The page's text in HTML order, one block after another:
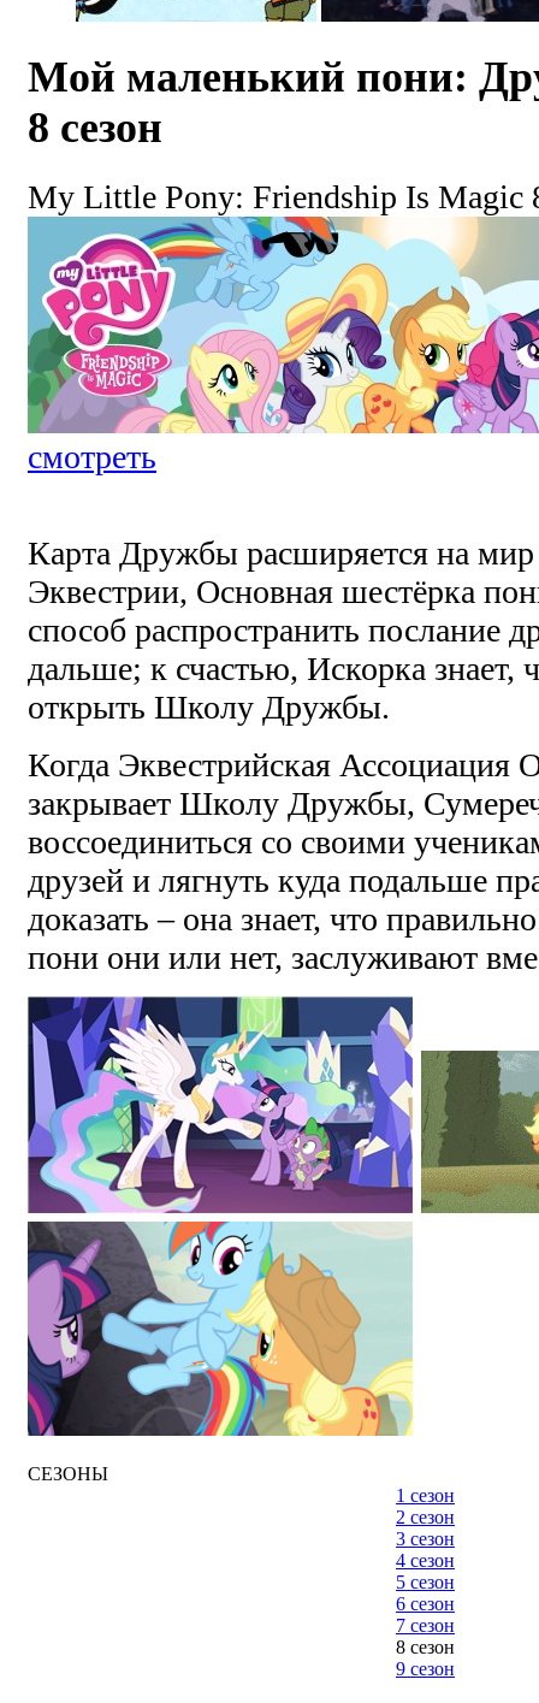
Мой маленький пони:
8 сезон
My Little Pony: Friendship Is Magic
смотреть
Карта Дружбы расширяется на мир
Эквестрии, Основная шестёрка
способ распространить послание
дальше; к счастью, Искорка знает,
открыть Школу Дружбы.
Когда Эквестрийская Ассоциация
закрывает Школу Дружбы,
воссоединиться со своими
друзей и лягнуть куда подальше
доказать – она знает, что
пони они или нет, заслуживают
СЕЗОНЫ
1 сезон
2 сезон
3 сезон
4 сезон
5 сезон
6 сезон
7 сезон
8 сезон
9 сезон